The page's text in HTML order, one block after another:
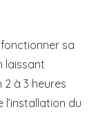
sa
laissant
à 3 heures
l’installation du